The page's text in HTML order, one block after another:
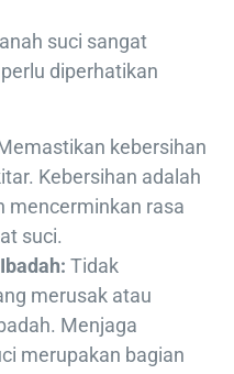
suci sangat
diperhatikan
kebersihan
Kebersihan adalah
mencerminkan rasa
suci.
Tidak
merusak atau
Menjaga
merupakan bagian